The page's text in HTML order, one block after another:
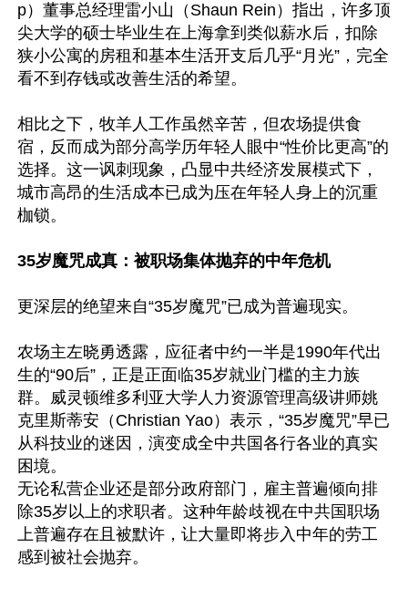
p）董事总经理雷小山（Shaun Rein）指出，许多顶
尖大学的硕士毕业生在上海拿到类似薪水后，扣除
狭小公寓的房租和基本生活开支后几乎“月光”，完全
看不到存钱或改善生活的希望。
相比之下，牧羊人工作虽然辛苦，但农场提供食
宿，反而成为部分高学历年轻人眼中“性价比更高”的
选择。这一讽刺现象，凸显中共经济发展模式下，
城市高昂的生活成本已成为压在年轻人身上的沉重
枷锁。
35岁魔咒成真：被职场集体抛弃的中年危机
更深层的绝望来自“35岁魔咒”已成为普遍现实。
农场主左晓勇透露，应征者中约一半是1990年代出
生的“90后”，正是正面临35岁就业门槛的主力族
群。威灵顿维多利亚大学人力资源管理高级讲师姚
克里斯蒂安（Christian Yao）表示，“35岁魔咒”早已
从科技业的迷因，演变成全中共国各行各业的真实
困境。
无论私营企业还是部分政府部门，雇主普遍倾向排
除35岁以上的求职者。这种年龄歧视在中共国职场
上普遍存在且被默许，让大量即将步入中年的劳工
感到被社会抛弃。